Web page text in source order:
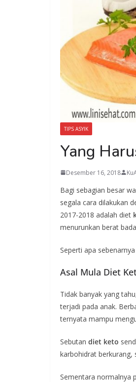
TIPS ASYIK
Yang
Desember 16, 2018
Bagi sebagian besar
segala cara dilakukan
2017-2018 adalah diet
menurunkan berat
Seperti apa
Asal Mula Diet
Tidak banyak yang
terjadi pada anak.
ternyata mampu
Sebutan diet keto
karbohidrat berkurang,
Sementara normalnya